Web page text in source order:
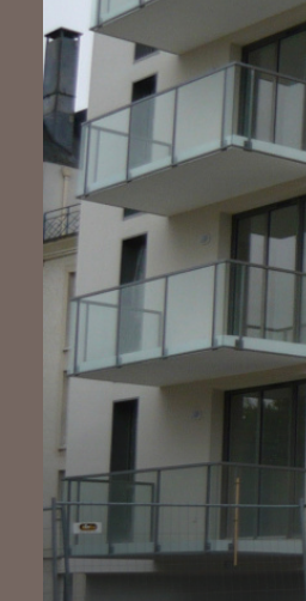
Notre
agence